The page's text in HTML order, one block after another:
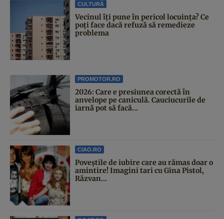
CULTURĂ
Vecinul îți pune în pericol locuința? Ce
poți face dacă refuză să remedieze
problema
PROMOTOR.RO
2026: Care e presiunea corectă în
anvelope pe caniculă. Cauciucurile de
iarnă pot să facă...
CIAO.RO
Poveştile de iubire care au rămas doar o
amintire! Imagini tari cu Gina Pistol,
Răzvan...